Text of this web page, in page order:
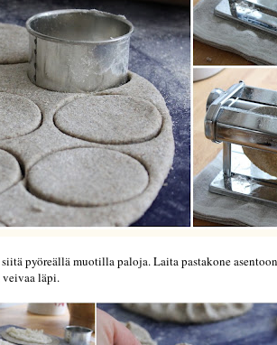
pyöreällä muotilla paloja. Laita pastakone
veivaa läpi.